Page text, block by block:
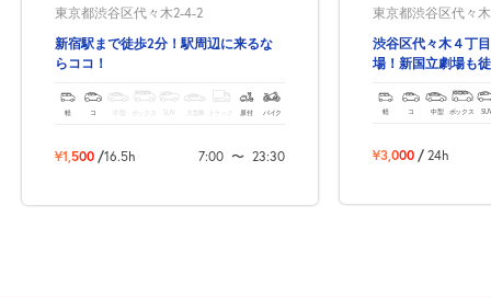
東京都渋谷区代々木2-4-2
新宿駅まで徒歩2分！駅周辺に来るな
らココ！
軽 コ 中型 ボックス SUV 大型車 トラック 原付 バイク
¥1,500 /16.5h 7:00 〜 23:30
東京都渋谷区代々
渋谷区代々木４丁
場！新国立劇場も
軽 コ 中型 ボックス
¥3,000 / 24h